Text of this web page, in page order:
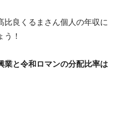
比良くるまさん個人の年収に
！
業と令和ロマンの分配比率は